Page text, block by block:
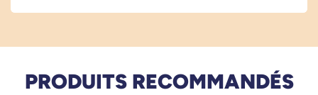
PRODUITS RECOMMANDÉS